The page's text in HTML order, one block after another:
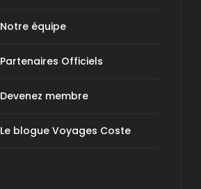
Notre équipe
Partenaires Officiels
Devenez membre
Le blogue Voyages Coste